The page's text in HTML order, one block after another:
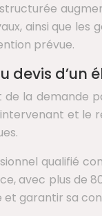
ainsi que les
prévue.
devis d’un
de la demande
et le
qualifié
avec plus de
et garantir sa